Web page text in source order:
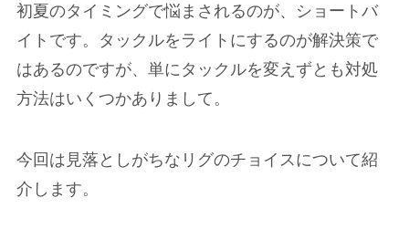
初夏のタイミングで悩まされるのが、ショートバ
イトです。タックルをライトにするのが解決策で
はあるのですが、単にタックルを変えずとも対処
方法はいくつかありまして。
今回は見落としがちなリグのチョイスについて紹
介します。